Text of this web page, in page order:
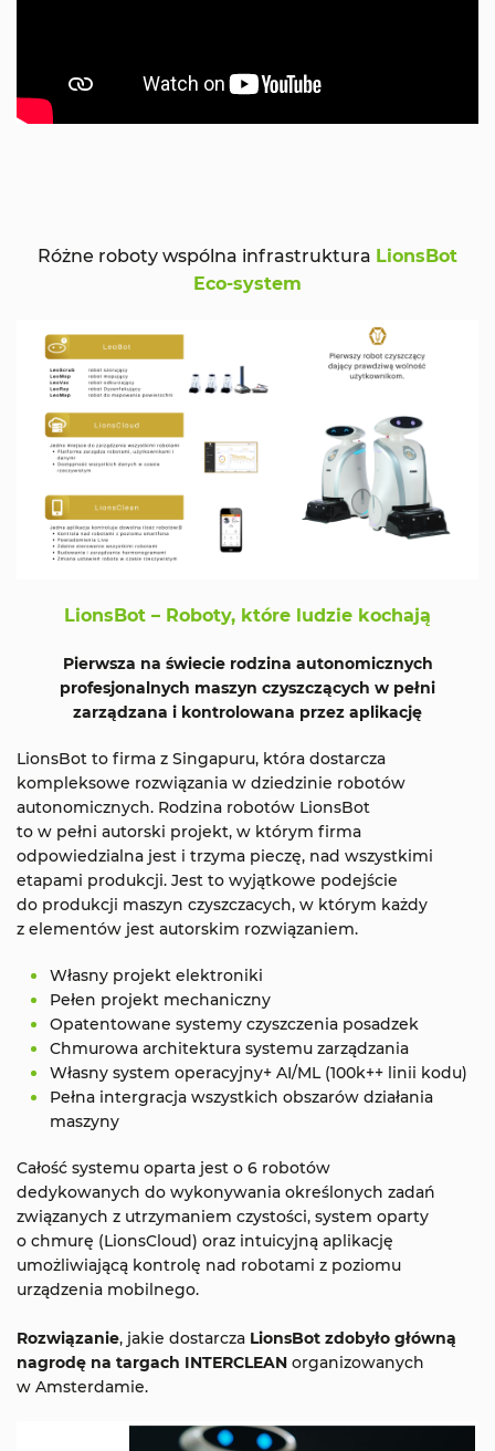
Różne roboty wspólna infrastruktura LionsBot
Eco-system
LionsBot – Roboty, które ludzie kochają
Pierwsza na świecie rodzina autonomicznych
profesjonalnych maszyn czyszczących w pełni
zarządzana i kontrolowana przez aplikację
LionsBot to firma z Singapuru, która dostarcza
kompleksowe rozwiązania w dziedzinie robotów
autonomicznych. Rodzina robotów LionsBot
to w pełni autorski projekt, w którym firma
odpowiedzialna jest i trzyma pieczę, nad wszystkimi
etapami produkcji. Jest to wyjątkowe podejście
do produkcji maszyn czyszczacych, w którym każdy
z elementów jest autorskim rozwiązaniem.
Własny projekt elektroniki
Pełen projekt mechaniczny
Opatentowane systemy czyszczenia posadzek
Chmurowa architektura systemu zarządzania
Własny system operacyjny+ AI/ML (100k++ linii kodu)
Pełna intergracja wszystkich obszarów działania
maszyny
Całość systemu oparta jest o 6 robotów
dedykowanych do wykonywania określonych zadań
związanych z utrzymaniem czystości, system oparty
o chmurę (LionsCloud) oraz intuicyjną aplikację
umożliwiającą kontrolę nad robotami z poziomu
urządzenia mobilnego.
Rozwiązanie, jakie dostarcza LionsBot zdobyło główną
nagrodę na targach INTERCLEAN organizowanych
w Amsterdamie.